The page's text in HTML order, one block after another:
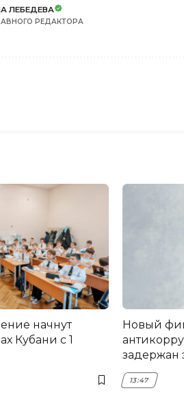
ЛЕБЕДЕВА
РЕДАКТОРА
начнут
Кубани с 1
Новый
задержан
НЭСК
13:47